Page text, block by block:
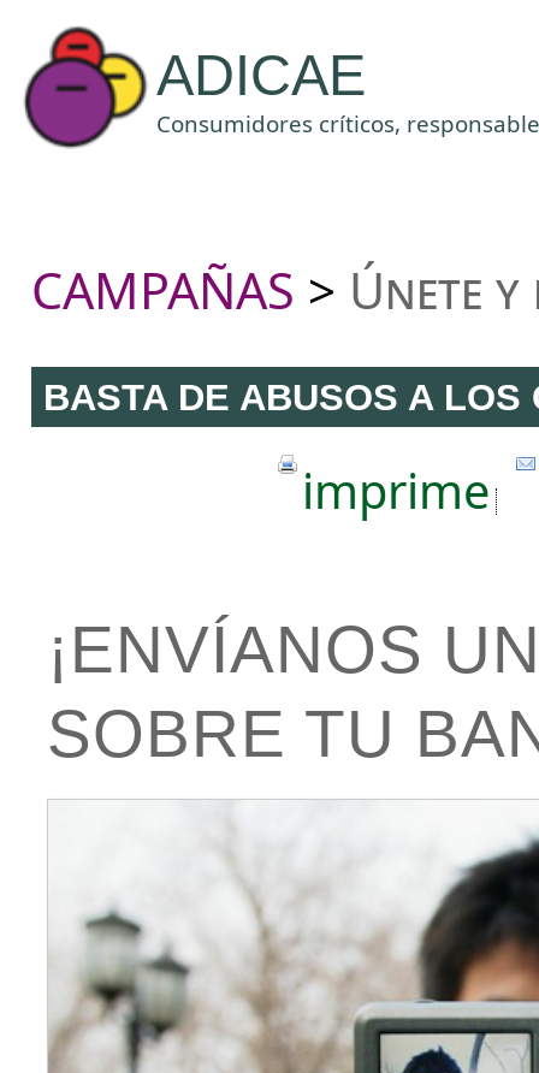
ADICAE
Consumidores críticos,
CAMPAÑAS > Únete
BASTA DE ABUSOS A LOS
imprime
¡ENVÍANOS
SOBRE TU